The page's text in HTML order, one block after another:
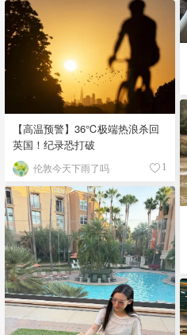
【高温预警】36℃极端热浪杀回
英国！纪录恐打破
伦敦今天下雨了吗 1